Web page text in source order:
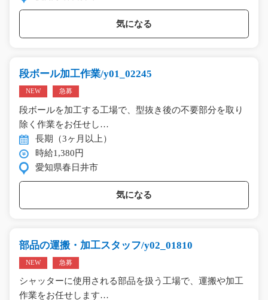
気になる
段ボール加工作業/y01_02245
NEW 急募
段ボールを加工する工場で、型抜き後の不要部分を取り
除く作業をお任せし…
長期（3ヶ月以上）
時給1,380円
愛知県春日井市
気になる
部品の運搬・加工スタッフ/y02_01810
NEW 急募
シャッターに使用される部品を扱う工場で、運搬や加工
作業をお任せします…